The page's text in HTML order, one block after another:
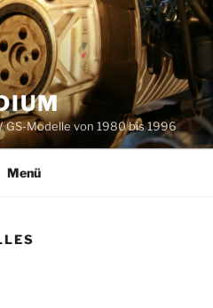
Modelle von 1980 bis 1996
Menü